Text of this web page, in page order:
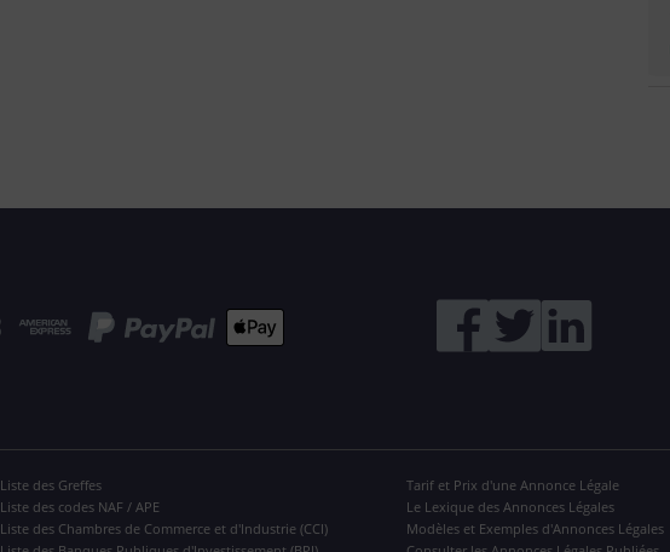
Liste des Greffes
Liste des codes NAF / APE
Liste des Chambres de Commerce et d'Industrie (CCI)
Tarif et Prix d'une Annonce Légale
Le Lexique des Annonces Légales
Modèles et Exemples d'Annonces Légales